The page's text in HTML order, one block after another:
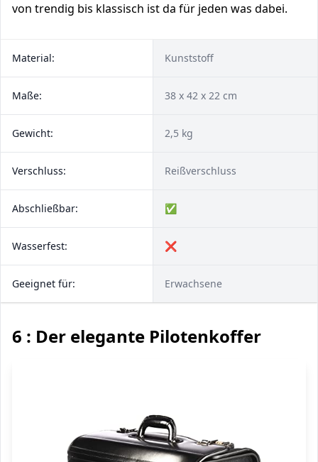
von trendig bis klassisch ist da für jeden was dabei.
Material: Kunststoff
Maße: 38 x 42 x 22 cm
Gewicht: 2,5 kg
Verschluss: Reißverschluss
Abschließbar: ✅
Wasserfest: ❌
Geeignet für: Erwachsene
6 : Der elegante Pilotenkoffer